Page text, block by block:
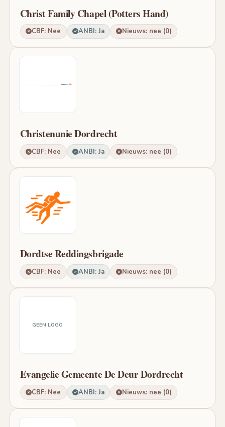
Christ Family Chapel (Potters Hand)
CBF: Nee ANBI: Ja Nieuws: nee (0)
Christenunie Dordrecht
CBF: Nee ANBI: Ja Nieuws: nee (0)
Dordtse Reddingsbrigade
CBF: Nee ANBI: Ja Nieuws: nee (0)
GEEN LOGO
Evangelie Gemeente De Deur Dordrecht
CBF: Nee ANBI: Ja Nieuws: nee (0)